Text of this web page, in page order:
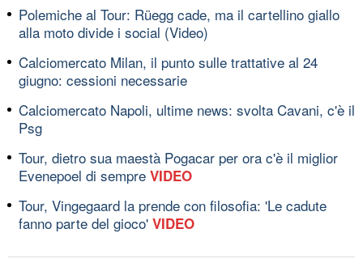
Polemiche al Tour: Rüegg cade, ma il cartellino giallo
alla moto divide i social (Video)
Calciomercato Milan, il punto sulle trattative al 24
giugno: cessioni necessarie
Calciomercato Napoli, ultime news: svolta Cavani, c'è il
Psg
Tour, dietro sua maestà Pogacar per ora c'è il miglior
Evenepoel di sempre VIDEO
Tour, Vingegaard la prende con filosofia: 'Le cadute
fanno parte del gioco' VIDEO